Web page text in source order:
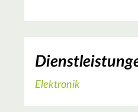
Elektronik